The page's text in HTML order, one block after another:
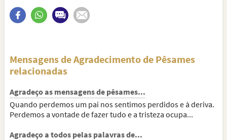
Mensagens de Agradecimento de Pêsames
relacionadas
Agradeço as mensagens de pêsames...
Quando perdemos um pai nos sentimos perdidos e à deriva.
Perdemos a vontade de fazer tudo e a tristeza ocupa...
Agradeço a todos pelas palavras de...